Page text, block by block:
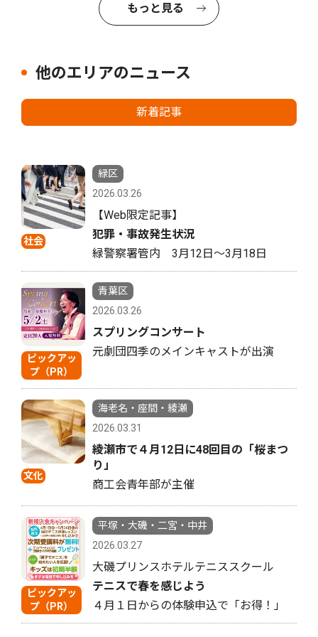
もっと見る
他のエリアのニュース
新着記事
社会
緑区
2026.03.26
【Web限定記事】
犯罪・事故発生状況
緑警察署管内 3月12日〜3月18日
ピックアッ
プ（PR）
青葉区
2026.03.26
スプリングコンサート
元劇団四季のメインキャストが出演
文化
海老名・座間・綾瀬
2026.03.31
綾瀬市で４月12日に48回目の「桜まつ
り」
商工会青年部が主催
ピックアッ
プ（PR）
平塚・大磯・二宮・中井
2026.03.27
大磯プリンスホテルテニススクール
テニスで春を感じよう
４月１日からの体験申込で「お得！」